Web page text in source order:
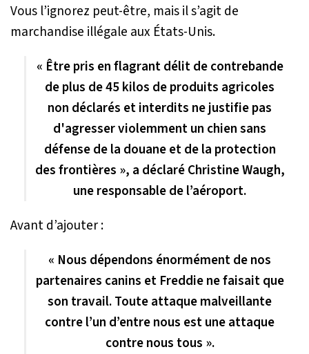
Vous l’ignorez peut-être, mais il s’agit de
marchandise illégale aux États-Unis.
« Être pris en flagrant délit de contrebande
de plus de 45 kilos de produits agricoles
non déclarés et interdits ne justifie pas
d'agresser violemment un chien sans
défense de la douane et de la protection
des frontières », a déclaré Christine Waugh,
une responsable de l’aéroport.
Avant d’ajouter :
« Nous dépendons énormément de nos
partenaires canins et Freddie ne faisait que
son travail. Toute attaque malveillante
contre l’un d’entre nous est une attaque
contre nous tous ».